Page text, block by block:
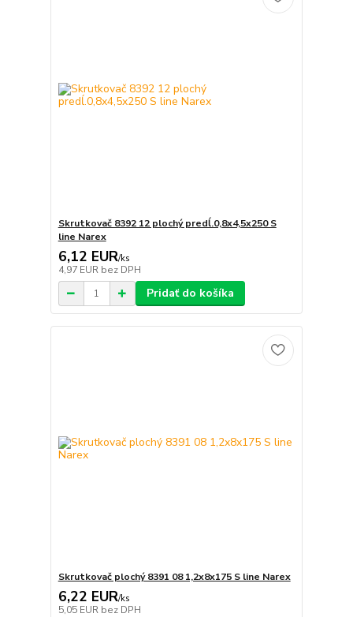
Skrutkovač 8392 12 plochý predĺ.0,8x4,5x250 S
line Narex
6,12 EUR/ks
4,97 EUR bez DPH
Pridať do košíka
Skrutkovač plochý 8391 08 1,2x8x175 S line Narex
6,22 EUR/ks
5,05 EUR bez DPH